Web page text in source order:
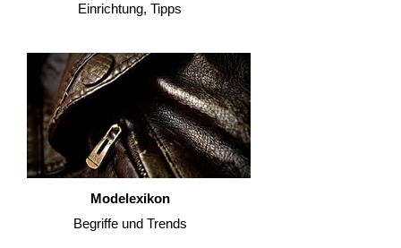
Einrichtung, Tipps
Modelexikon
Begriffe und Trends